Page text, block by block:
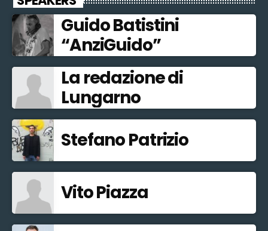
Guido Batistini
“AnziGuido”
La redazione di
Lungarno
Stefano Patrizio
Vito Piazza